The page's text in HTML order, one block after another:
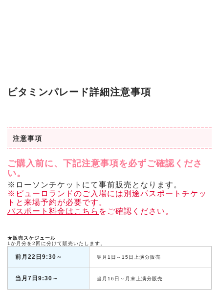
ビタミンパレード詳細注意事項
注意事項
ご購入前に、下記注意事項を必ずご確認くださ
い。
※ローソンチケットにて事前販売となります。
※ピューロランドのご入場には別途パスポートチケッ
トと来場予約が必要です。
パスポート料金はこちら をご確認ください。
★販売スケジュール
1か月分を2回に分けて販売いたします。
前月22日9:30～ 翌月1日～15日上演分販売
当月7日9:30～ 当月16日～月末上演分販売